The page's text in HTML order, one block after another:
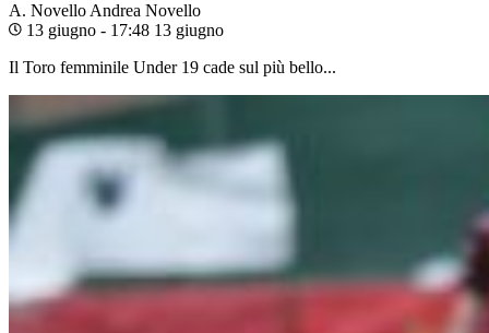
A. Novello Andrea Novello
13 giugno - 17:48 13 giugno
Il Toro femminile Under 19 cade sul più bello...